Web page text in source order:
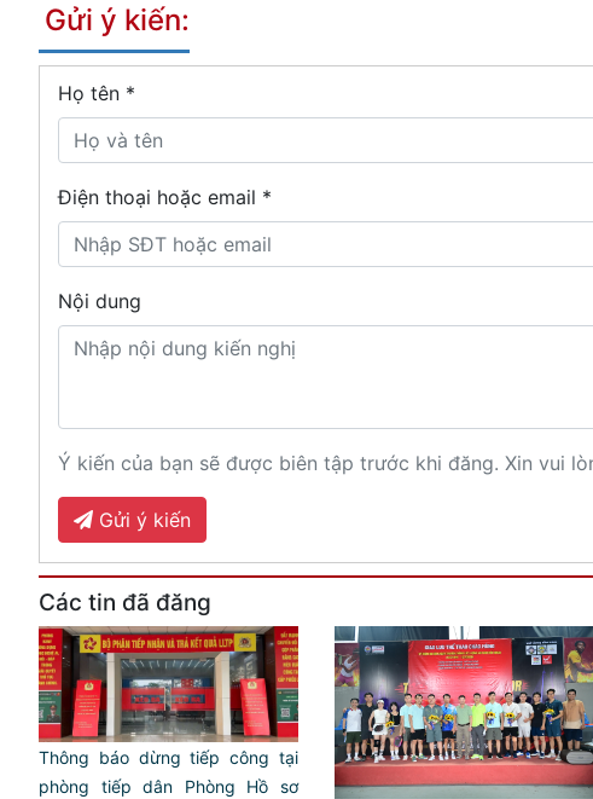
Gửi ý kiến:
Họ tên *
Điện thoại hoặc email *
Nội dung
Ý kiến của bạn sẽ được biên tập trước khi đăng. Xin vui
Gửi ý kiến
Các tin đã đăng
Thông báo dừng tiếp công tại
phòng tiếp dân Phòng Hồ sơ